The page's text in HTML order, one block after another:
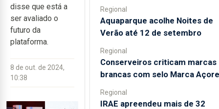
disse que está a
ser avaliado o
futuro da
plataforma.
8 de out. de 2024,
10:38
Regional
Aquaparque acolhe Noites de
Verão até 12 de setembro
Regional
Conserveiros criticam marcas
brancas com selo Marca
Regional
IRAE apreendeu mais de 32